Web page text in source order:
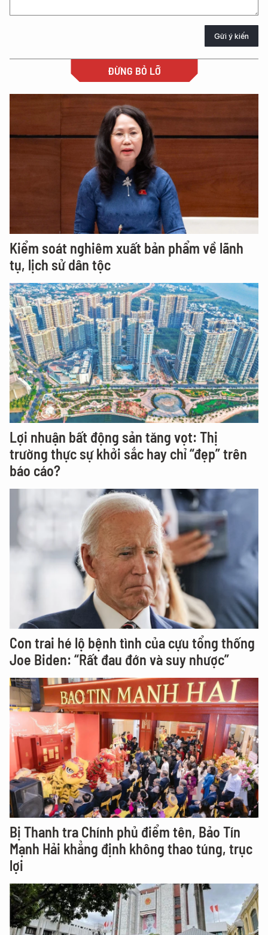
Gửi ý kiến
ĐỪNG BỎ LỠ
Kiểm soát nghiêm xuất bản phẩm về lãnh
tụ, lịch sử dân tộc
Lợi nhuận bất động sản tăng vọt: Thị
trường thực sự khởi sắc hay chỉ “đẹp” trên
báo cáo?
Con trai hé lộ bệnh tình của cựu tổng thống
Joe Biden: “Rất đau đớn và suy nhược”
Bị Thanh tra Chính phủ điểm tên, Bảo Tín
Mạnh Hải khẳng định không thao túng, trục
lợi